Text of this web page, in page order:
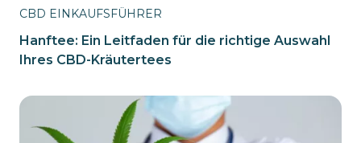
CBD EINKAUFSFÜHRER
Hanftee: Ein Leitfaden für die richtige Auswahl
Ihres CBD-Kräutertees